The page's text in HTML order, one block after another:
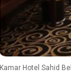
Kamar Hotel Sahid